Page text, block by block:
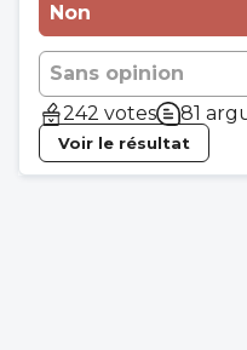
Non
Sans opinion
242 votes
81
Voir le résultat